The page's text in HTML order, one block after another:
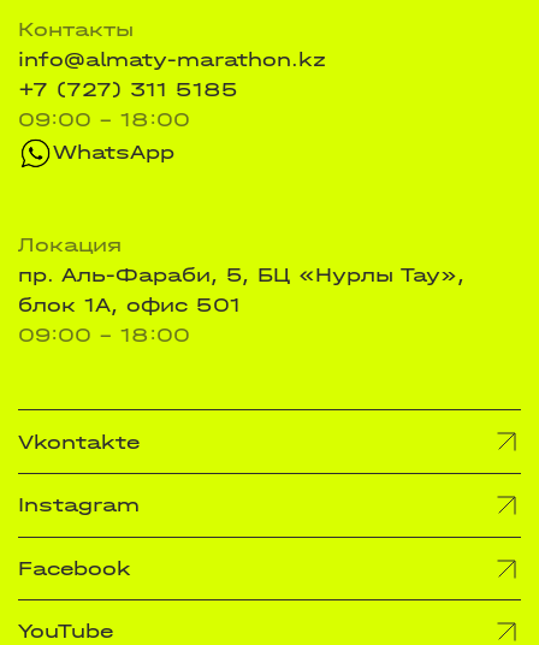
Контакты
info@almaty-marathon.kz
+7 (727) 311 5185
09:00 - 18:00
WhatsApp
Локация
пр. Аль-Фараби, 5, БЦ «Нурлы Тау»,
блок 1А, офис 501
09:00 - 18:00
Vkontakte
Instagram
Facebook
YouTube